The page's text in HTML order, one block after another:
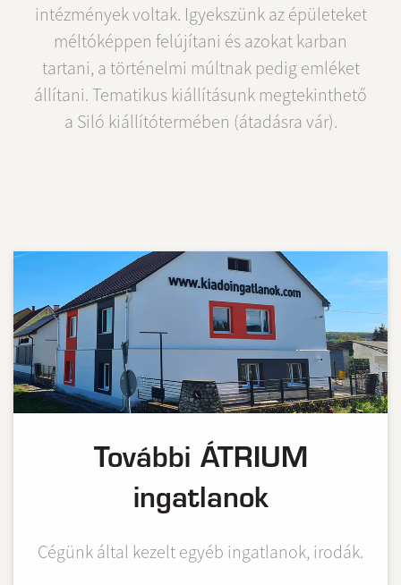
intézmények voltak. Igyekszünk az épületeket
méltóképpen felújítani és azokat karban
tartani, a történelmi múltnak pedig emléket
állítani. Tematikus kiállításunk megtekinthető
a Siló kiállítótermében (átadásra vár).
További ÁTRIUM
ingatlanok
Cégünk által kezelt egyéb ingatlanok, irodák.